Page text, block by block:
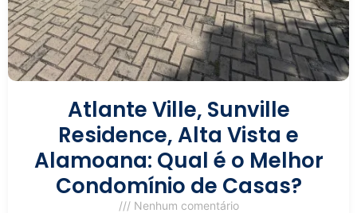
Atlante Ville, Sunville
Residence, Alta Vista e
Alamoana: Qual é o Melhor
Condomínio de Casas?
Nenhum comentário